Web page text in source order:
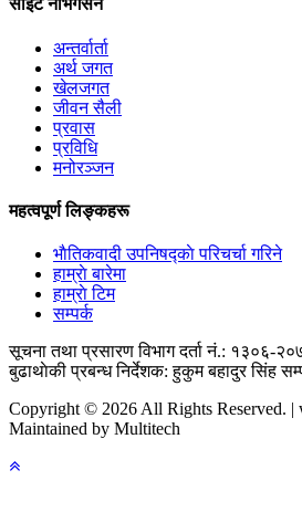
साइट नेभिगेसन
अन्तर्वार्ता
अर्थ जगत
खेलजगत
जीवन सैली
प्रवास
प्रविधि
मनोरञ्जन
महत्वपूर्ण लिङ्कहरू
भाैतिकवादी उपनिषद्काे परिचर्चा गरिने
हाम्राे बारेमा
हाम्राे टिम
सम्पर्क
सूचना तथा प्रसारण विभाग दर्ता नं.: १३०६-
बुढाथाेकी प्रबन्ध निर्देशक: हुकुम बहादुर सिंह
Copyright © 2026 All Rights Reserved. |
Maintained by Multitech